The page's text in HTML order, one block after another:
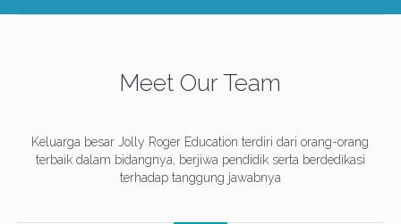
Meet Our Team
Keluarga besar Jolly Roger Education terdiri dari orang-orang
terbaik dalam bidangnya, berjiwa pendidik serta berdedikasi
terhadap tanggung jawabnya